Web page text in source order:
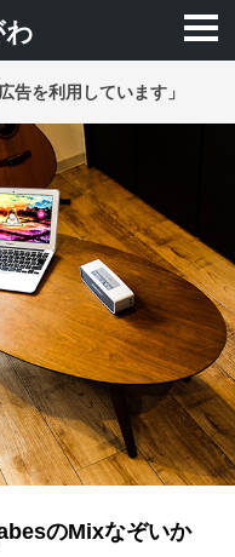
告を利用しています」
のMixなぞいか